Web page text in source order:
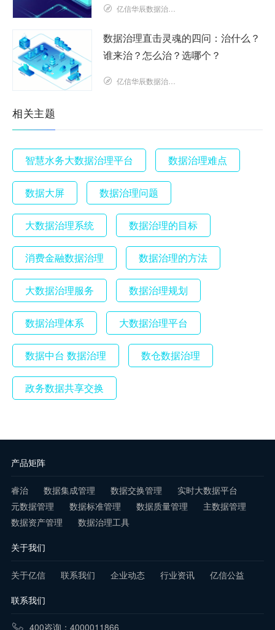
亿信华辰数据治理研究院
数据治理直击灵魂的四问：治什么？
谁来治？怎么治？选哪个？
亿信华辰数据治理研究院
相关主题
智慧水务大数据治理平台 数据治理难点
数据大屏 数据治理问题
大数据治理系统 数据治理的目标
消费金融数据治理 数据治理的方法
大数据治理服务 数据治理规划
数据治理体系 大数据治理平台
数据中台 数据治理 数仓数据治理
政务数据共享交换
产品矩阵
睿治 数据集成管理 数据交换管理
实时大数据平台
元数据管理
数据标准管理 数据质量管理
主数据管理
数据资产管理
数据治理工具
关于我们
关于亿信 联系我们 企业动态 行业资讯 亿信公益
联系我们
400咨询：4000011866